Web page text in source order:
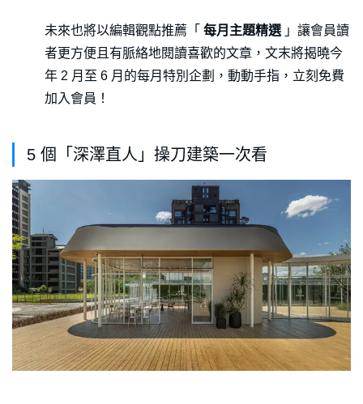
未來也將以編輯觀點推薦「 每月主題精選 」讓會員讀
者更方便且有脈絡地閱讀喜歡的文章，文末將揭曉今
年 2 月至 6 月的每月特別企劃，動動手指，立刻免費
加入會員！
5 個「深澤直人」操刀建築一次看